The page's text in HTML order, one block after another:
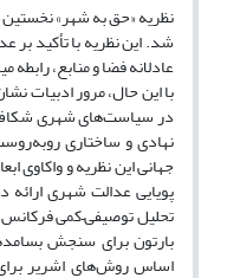
شد. این نظریه با تأکید بر
عادلانه فضا و منابع،
با این حال، مرور ادبیات
در سیاست‌های شهری شکاف
نهادی و ساختاری
جهانی این نظریه و واکاوی
تحلیل توصیفی–کمی فرکانس
اساس روش‌های اشریر